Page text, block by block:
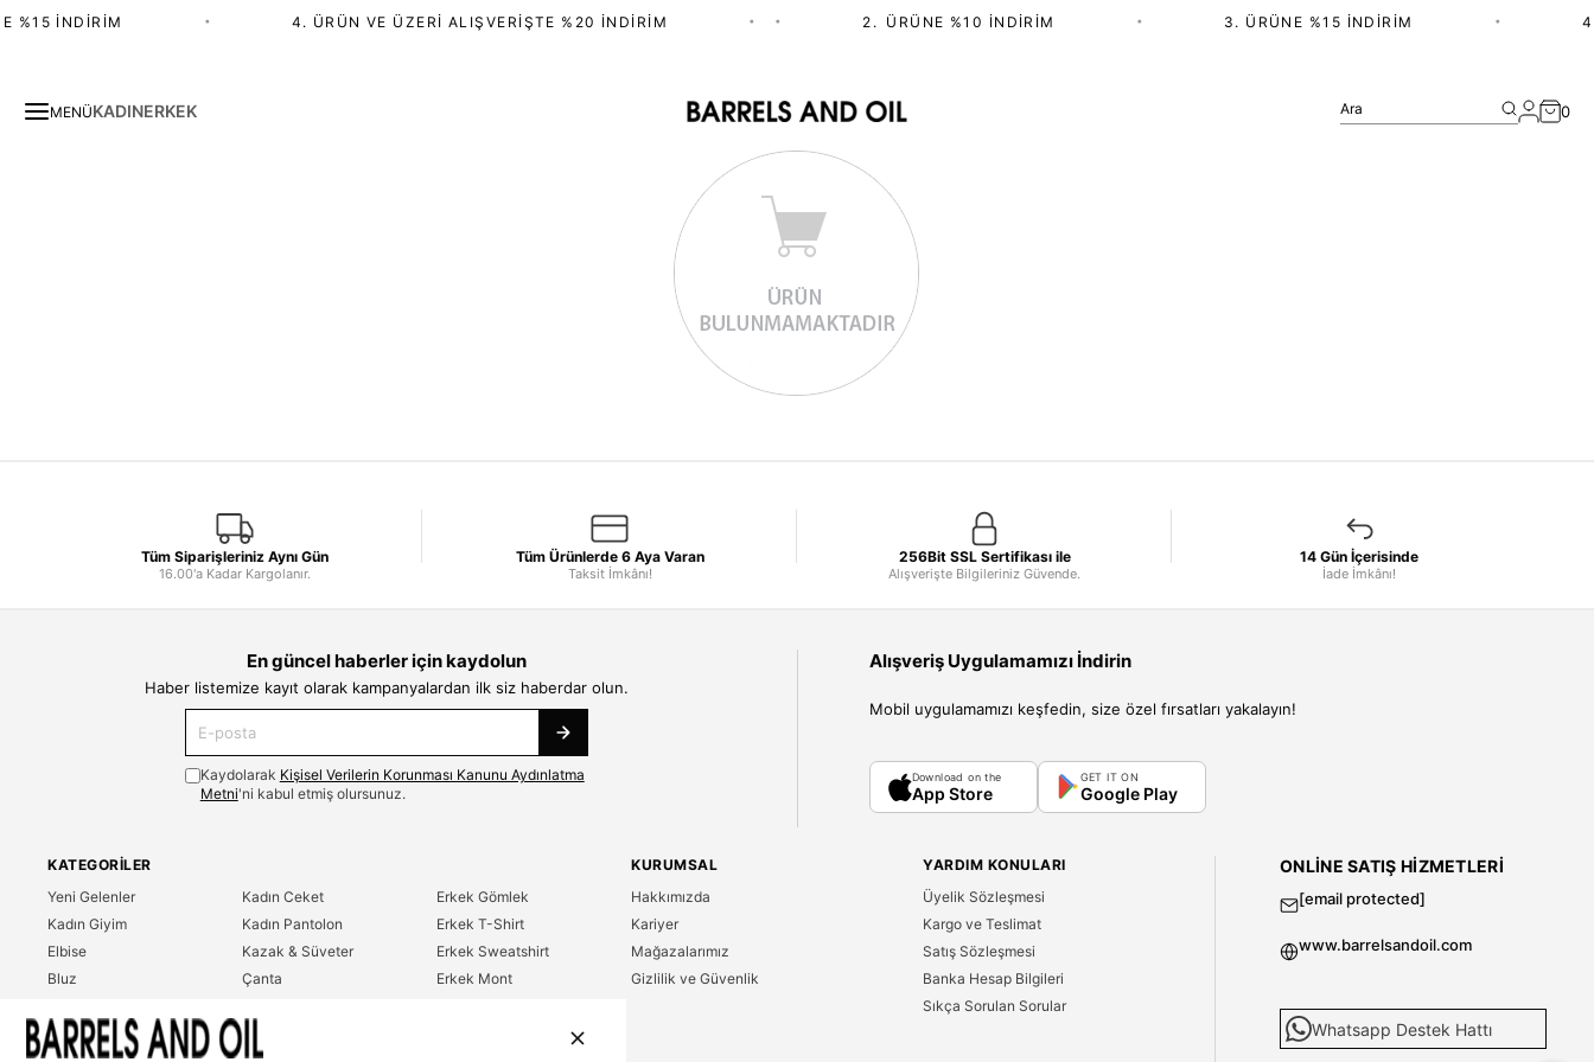
%15 İNDIRIM 4. ÜRÜN VE ÜZERI ALIŞVERIŞTE %20 İNDIRIM 2.⁠ ⁠ÜRÜNE %10 İNDIRIM 3. ÜRÜNE %15 İNDIRIM
MENÜKADINERKEK Ara 0
Tüm Siparişleriniz Aynı Gün
16.00'a Kadar Kargolanır.
Tüm Ürünlerde 6 Aya Varan
Taksit İmkânı!
256Bit SSL Sertifikası ile
Alışverişte Bilgileriniz Güvende.
14 Gün İçerisinde
İade İmkânı!
En güncel haberler için kaydolun
Haber listemize kayıt olarak kampanyalardan ilk siz haberdar olun.
Kaydolarak Kişisel Verilerin Korunması Kanunu Aydınlatma
Metni'ni kabul etmiş olursunuz.
Alışveriş Uygulamamızı İndirin
Mobil uygulamamızı keşfedin, size özel fırsatları yakalayın!
Download on the
App Store
GET IT ON
Google Play
KATEGORILER
Yeni Gelenler
Kadın Giyim
Elbise
Bluz
T-Shirt
Kadın Ceket
Kadın Pantolon
Kazak & Süveter
Çanta
Erkek Gömlek
Erkek T-Shirt
Erkek Sweatshirt
Erkek Mont
KURUMSAL
Hakkımızda
Kariyer
Mağazalarımız
Gizlilik ve Güvenlik
YARDIM KONULARI
Üyelik Sözleşmesi
Kargo ve Teslimat
Satış Sözleşmesi
Banka Hesap Bilgileri
Sıkça Sorulan Sorular
ONLINE SATIŞ HIZMETLERI
[email protected]
www.barrelsandoil.com
Whatsapp Destek Hattı